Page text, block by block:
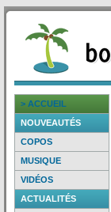
> ACCUEIL
NOUVEAUTÉS
COPOS
MUSIQUE
VIDÉOS
ACTUALITÉS